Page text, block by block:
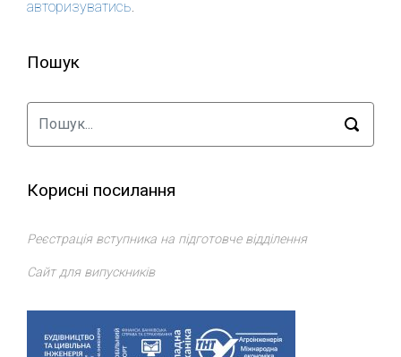
авторизуватись.
Пошук
Корисні посилання
Реєстрація вступника на підготовче відділення
Сайт для випускників